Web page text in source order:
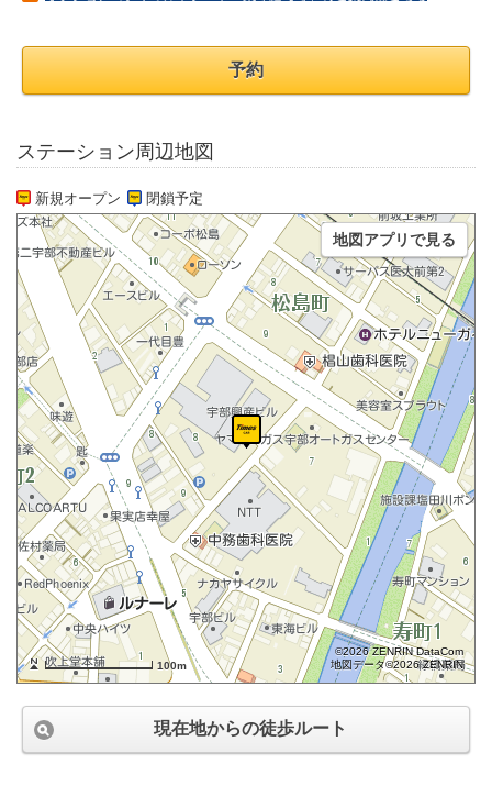
予約
ステーション周辺地図
新規オープン 閉鎖予定
100m
©2026 ZENRIN DataCom
地図データ©2026 ZENRIN
地図アプリで見る
現在地からの徒歩ルート